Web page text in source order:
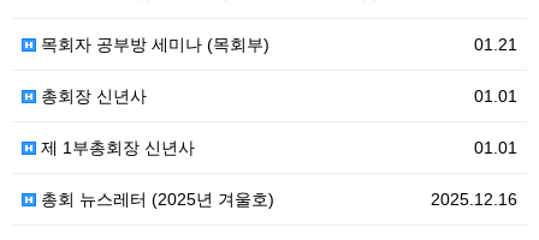
01.21
목회자 공부방 세미나 (목회부)
01.01
총회장 신년사
01.01
제 1부총회장 신년사
2025.12.16
총회 뉴스레터 (2025년 겨울호)